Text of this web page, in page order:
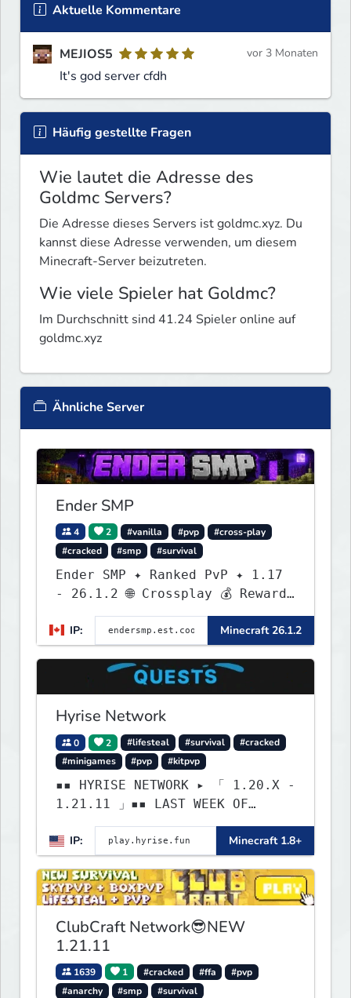
Aktuelle Kommentare
MEJIOS5
It's god server cfdh
vor 3 Monaten
Häufig gestellte Fragen
Wie lautet die Adresse des
Goldmc Servers?
Die Adresse dieses Servers ist goldmc.xyz. Du
kannst diese Adresse verwenden, um diesem
Minecraft-Server beizutreten.
Wie viele Spieler hat Goldmc?
Im Durchschnitt sind 41.24 Spieler online auf
goldmc.xyz
Ähnliche Server
Ender SMP
4 2 #vanilla #pvp
#cross-play
#cracked
#smp #survival
Ender SMP ✦ Ranked PvP ✦ 1.17
- 26.1.2 🌐 Crossplay 💰 Rewards
🛠 Custom Gear
IP:
Minecraft 26.1.2
Hyrise Network
0 2 #lifesteal #survival
#cracked
#minigames
#pvp #kitpvp
▪▪ HYRISE NETWORK ▸ 「 1.20.X -
1.21.11 」▪▪ LAST WEEK OF
LIFESTEAL! ┃ discord.gg/hyrise
IP:
Minecraft 1.8+
ClubCraft Network😎NEW
1.21.11
1639 1 #cracked #ffa
#pvp
#anarchy
#smp #survival